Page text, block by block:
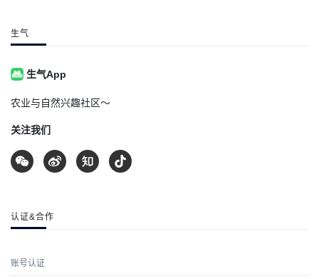
生气
生气App
农业与自然兴趣社区～
关注我们
认证&合作
账号认证